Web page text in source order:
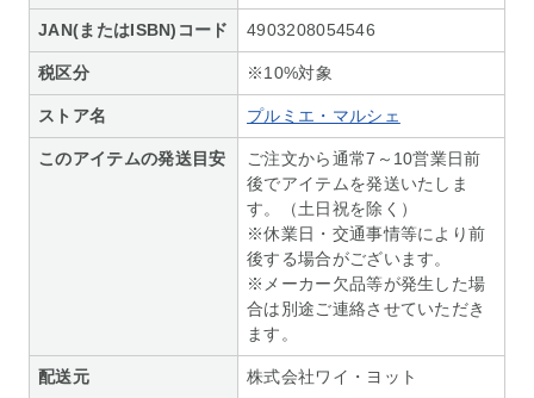
JAN(またはISBN)コード 4903208054546
税区分 ※10%対象
ストア名 プルミエ・マルシェ
このアイテムの発送目安
ご注文から通常7～10営業日前
後でアイテムを発送いたしま
す。（土日祝を除く）
※休業日・交通事情等により前
後する場合がございます。
※メーカー欠品等が発生した場
合は別途ご連絡させていただき
ます。
配送元 株式会社ワイ・ヨット